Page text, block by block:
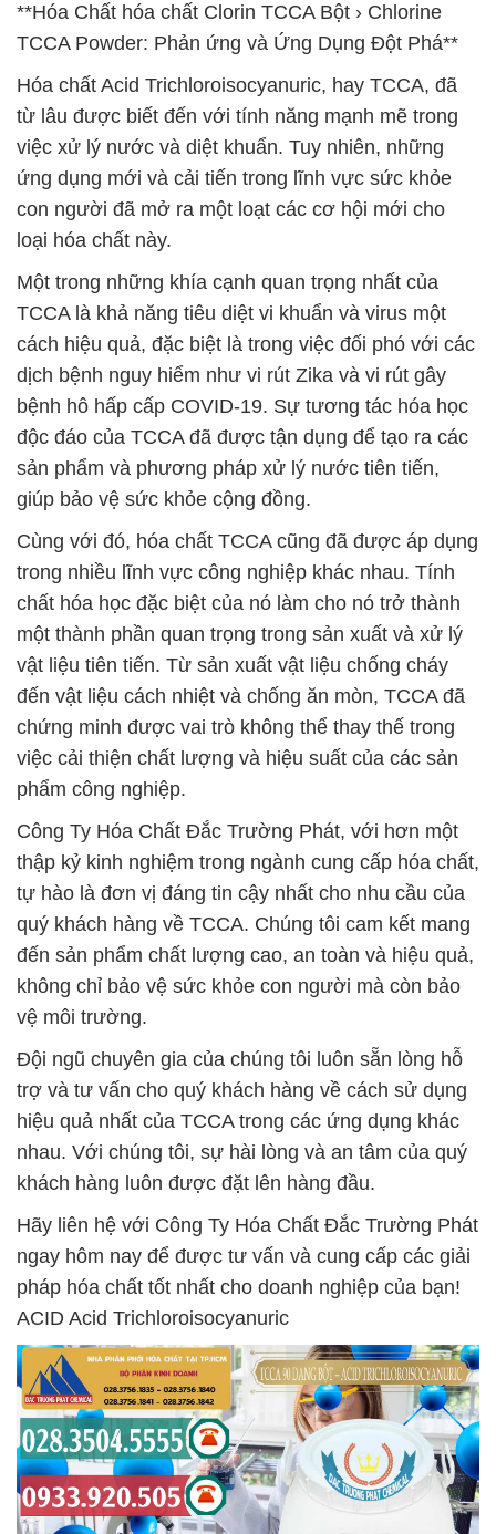
**Hóa Chất hóa chất Clorin TCCA Bột › Chlorine
TCCA Powder: Phản ứng và Ứng Dụng Đột Phá**
Hóa chất Acid Trichloroisocyanuric, hay TCCA, đã
từ lâu được biết đến với tính năng mạnh mẽ trong
việc xử lý nước và diệt khuẩn. Tuy nhiên, những
ứng dụng mới và cải tiến trong lĩnh vực sức khỏe
con người đã mở ra một loạt các cơ hội mới cho
loại hóa chất này.
Một trong những khía cạnh quan trọng nhất của
TCCA là khả năng tiêu diệt vi khuẩn và virus một
cách hiệu quả, đặc biệt là trong việc đối phó với các
dịch bệnh nguy hiểm như vi rút Zika và vi rút gây
bệnh hô hấp cấp COVID-19. Sự tương tác hóa học
độc đáo của TCCA đã được tận dụng để tạo ra các
sản phẩm và phương pháp xử lý nước tiên tiến,
giúp bảo vệ sức khỏe cộng đồng.
Cùng với đó, hóa chất TCCA cũng đã được áp dụng
trong nhiều lĩnh vực công nghiệp khác nhau. Tính
chất hóa học đặc biệt của nó làm cho nó trở thành
một thành phần quan trọng trong sản xuất và xử lý
vật liệu tiên tiến. Từ sản xuất vật liệu chống cháy
đến vật liệu cách nhiệt và chống ăn mòn, TCCA đã
chứng minh được vai trò không thể thay thế trong
việc cải thiện chất lượng và hiệu suất của các sản
phẩm công nghiệp.
Công Ty Hóa Chất Đắc Trường Phát, với hơn một
thập kỷ kinh nghiệm trong ngành cung cấp hóa chất,
tự hào là đơn vị đáng tin cậy nhất cho nhu cầu của
quý khách hàng về TCCA. Chúng tôi cam kết mang
đến sản phẩm chất lượng cao, an toàn và hiệu quả,
không chỉ bảo vệ sức khỏe con người mà còn bảo
vệ môi trường.
Đội ngũ chuyên gia của chúng tôi luôn sẵn lòng hỗ
trợ và tư vấn cho quý khách hàng về cách sử dụng
hiệu quả nhất của TCCA trong các ứng dụng khác
nhau. Với chúng tôi, sự hài lòng và an tâm của quý
khách hàng luôn được đặt lên hàng đầu.
Hãy liên hệ với Công Ty Hóa Chất Đắc Trường Phát
ngay hôm nay để được tư vấn và cung cấp các giải
pháp hóa chất tốt nhất cho doanh nghiệp của bạn!
ACID Acid Trichloroisocyanuric